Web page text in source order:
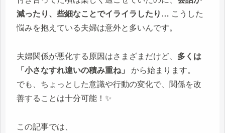
減ったり、些細なことでイライラしたり… こうした
悩みを抱えている夫婦は意外と多いんです。
夫婦関係が悪化する原因はさまざまだけど、 多くは
「小さなすれ違いの積み重ね」
から始まります。
でも、ちょっとした意識や行動の変化で、関係を改
善することは十分可能！✨
この記事では、